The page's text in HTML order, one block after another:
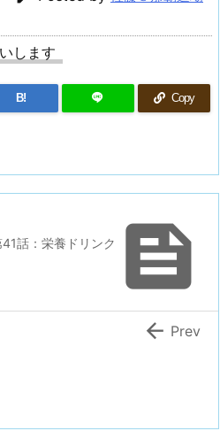
します
B! Copy

41話：栄養ドリンク
 Prev